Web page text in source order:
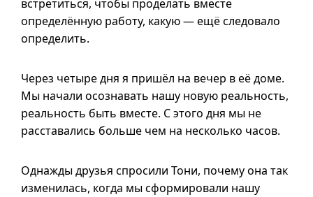
встретиться, чтобы проделать вместе
определённую работу, какую — ещё следовало
определить.
Через четыре дня я пришёл на вечер в её доме.
Мы начали осознавать нашу новую реальность,
реальность быть вместе. С этого дня мы не
расставались больше чем на несколько часов.
Однажды друзья спросили Тони, почему она так
изменилась, когда мы сформировали нашу